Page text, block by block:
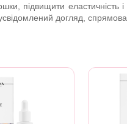
підвищити еластичність і
догляд,